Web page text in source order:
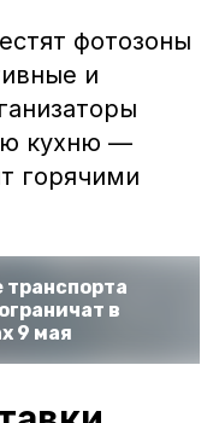
фотозоны
и
кухню —
горячими
в
9 мая